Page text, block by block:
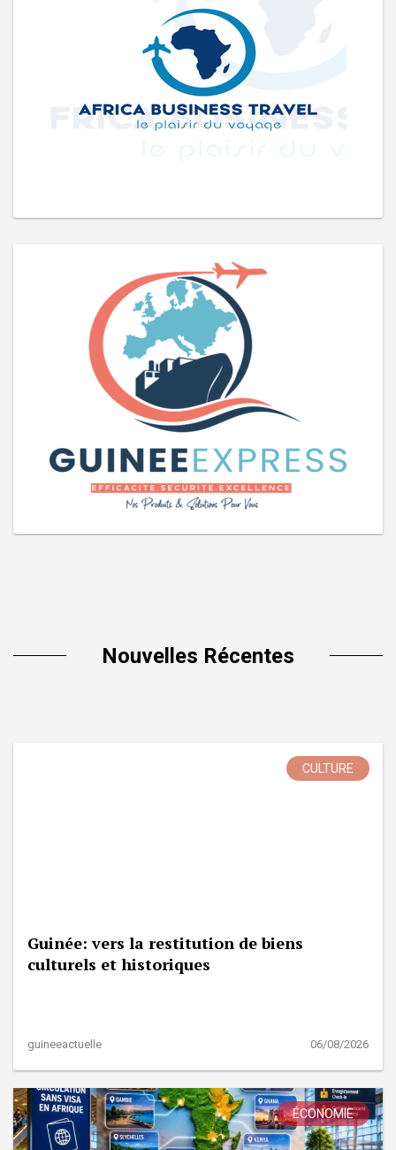
Nouvelles Récentes
CULTURE
Guinée: vers la restitution de biens
culturels et historiques
guineeactuelle 06/08/2026
ÉCONOMIE